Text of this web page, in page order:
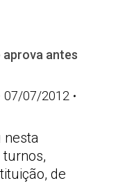
aprova antes
07/07/2012
nesta
de